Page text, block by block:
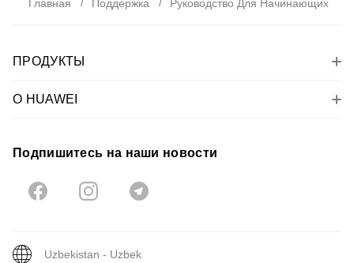
Главная Поддержка Руководство Для Начинающих
ПРОДУКТЫ
О HUAWEI
Подпишитесь на наши новости
Uzbekistan - Uzbek